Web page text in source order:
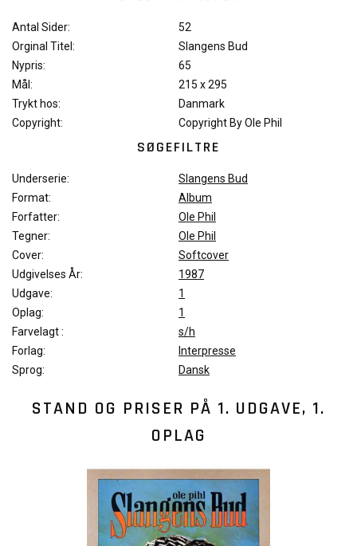
Antal Sider:
52
Orginal Titel:
Slangens Bud
Nypris:
65
Mål:
215 x 295
Trykt hos:
Danmark
Copyright:
Copyright By Ole Phil
SØGEFILTRE
Underserie:
Slangens Bud
Format:
Album
Forfatter:
Ole Phil
Tegner:
Ole Phil
Cover:
Softcover
Udgivelses År:
1987
Udgave:
1
Oplag:
1
Farvelagt :
s/h
Forlag:
Interpresse
Sprog:
Dansk
STAND OG PRISER PÅ 1. UDGAVE, 1.
OPLAG